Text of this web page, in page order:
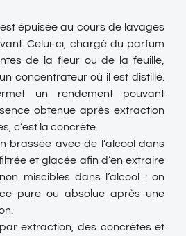
est épuisée au cours de lavages
Celui-ci, chargé du parfum
de la fleur ou de la feuille,
concentrateur où il est distillé.
un rendement pouvant
obtenue après extraction
c’est la concrète.
brassée avec de l’alcool dans
et glacée afin d’en extraire
miscibles dans l’alcool : on
pure ou absolue après une
extraction, des concrètes et